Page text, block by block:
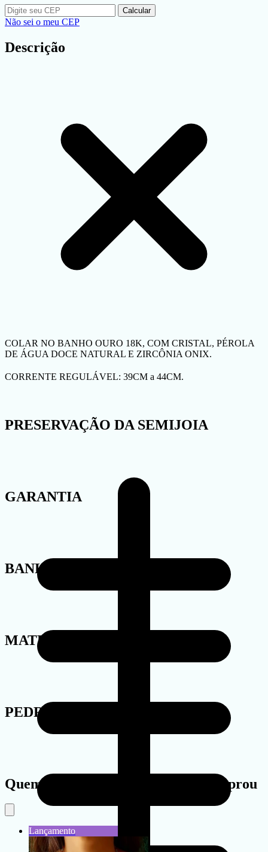
Calcular
Não sei o meu CEP
Descrição
COLAR NO BANHO OURO 18K, COM CRISTAL, PÉROLA
DE ÁGUA DOCE NATURAL E ZIRCÔNIA ONIX.
CORRENTE REGULÁVEL: 39CM a 44CM.
PRESERVAÇÃO DA SEMIJOIA
GARANTIA
BANHO
MATERIAL
PEDRA
Quem viu este produto também comprou